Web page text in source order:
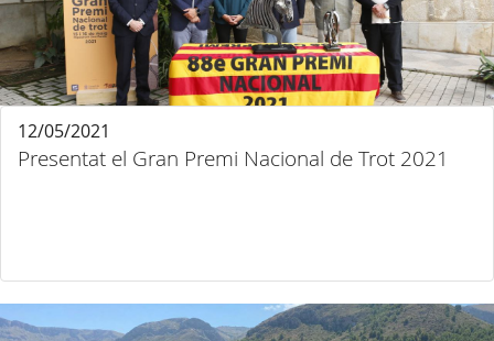
Presentat el Gran Premi Nacional de Trot 2021
12/05/2021